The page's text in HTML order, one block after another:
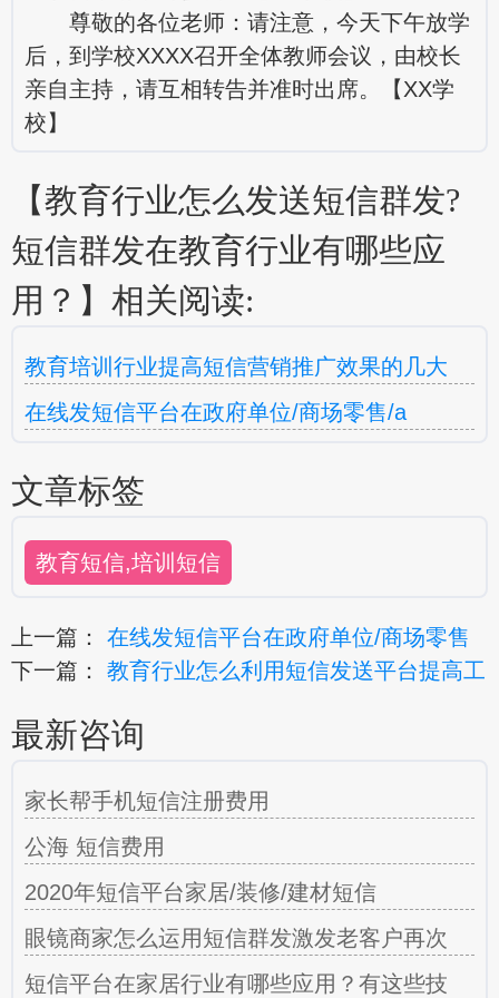
尊敬的各位老师：请注意，今天下午放学
后，到学校XXXX召开全体教师会议，由校长
亲自主持，请互相转告并准时出席。【XX学
校】
【教育行业怎么发送短信群发?
短信群发在教育行业有哪些应
用？】相关阅读:
教育培训行业提高短信营销推广效果的几大
在线发短信平台在政府单位/商场零售/a
文章标签
教育短信,培训短信
上一篇： 在线发短信平台在政府单位/商场零售
下一篇： 教育行业怎么利用短信发送平台提高工
最新咨询
家长帮手机短信注册费用
公海 短信费用
2020年短信平台家居/装修/建材短信
眼镜商家怎么运用短信群发激发老客户再次
短信平台在家居行业有哪些应用？有这些技